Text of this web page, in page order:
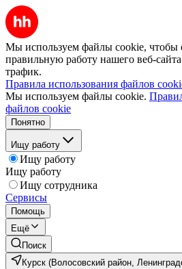
Мы используем файлы cookie, чтобы
правильную работу нашего веб-
трафик.
Правила использования файлов
Мы используем файлы cookie.
файлов cookie
Понятно
Ищу работу
Ищу работу
Ищу работу
Ищу сотрудника
Сервисы
Помощь
Ещё
Поиск
Курск (Волосовский район,